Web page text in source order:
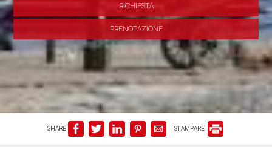
RICHIESTA
PRENOTAZIONE
SHARE STAMPARE